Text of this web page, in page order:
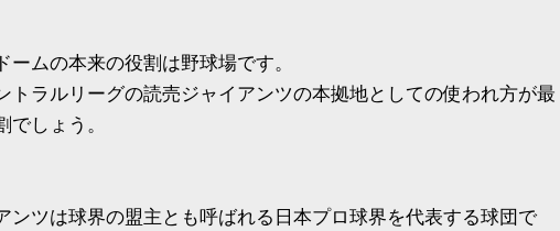
ームの本来の役割は野球場です。
トラルリーグの読売ジャイアンツの本拠地としての使われ方が最
でしょう。
ンツは球界の盟主とも呼ばれる日本プロ球界を代表する球団で